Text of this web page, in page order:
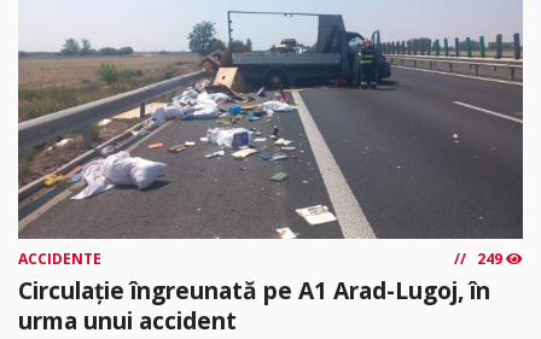
ACCIDENTE 249
Circulație îngreunată pe A1 Arad-Lugoj, în
urma unui accident